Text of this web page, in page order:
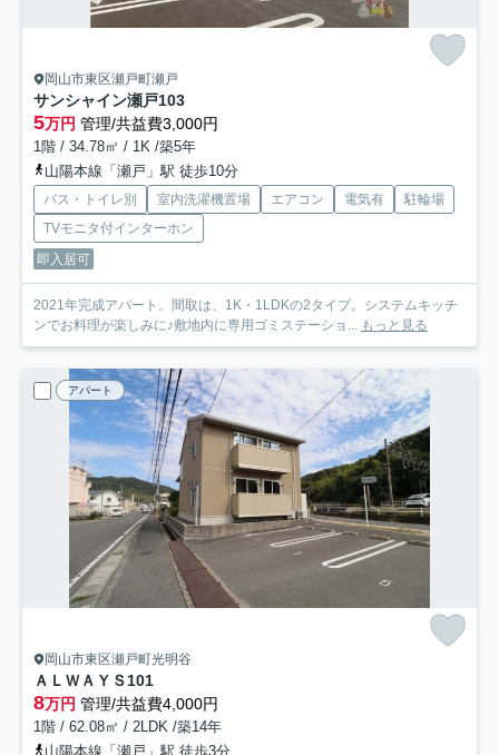
岡山市東区瀬戸町瀬戸
サンシャイン瀬戸103
5万円 管理/共益費3,000円
1階 / 34.78㎡ / 1K /築5年
山陽本線「瀬戸」駅 徒歩10分
バス・トイレ別 室内洗濯機置場 エアコン 電気有
駐輪場
TVモニタ付インターホン
即入居可
2021年完成アパート。間取は、1K・1LDKの2タイプ。システムキッチ
ンでお料理が楽しみに♪敷地内に専用ゴミステーショ... もっと見る
アパート
岡山市東区瀬戸町光明谷
ＡＬＷＡＹＳ101
8万円 管理/共益費4,000円
1階 / 62.08㎡ / 2LDK /築14年
山陽本線「瀬戸」駅 徒歩3分